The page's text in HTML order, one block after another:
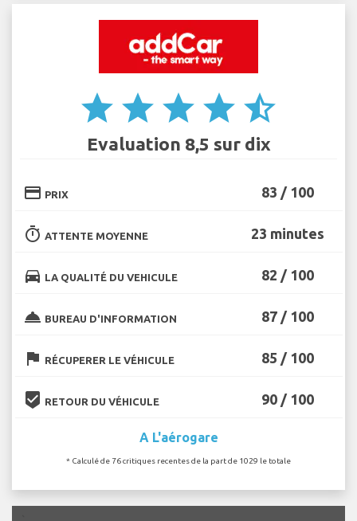
star star star star star_half
Evaluation 8,5 sur dix
credit_card PRIX 83 / 100
timer ATTENTE MOYENNE 23 minutes
directions_car LA QUALITÉ DU VEHICULE 82 / 100
room_service BUREAU D'INFORMATION 87 / 100
flag RÉCUPERER LE VÉHICULE 85 / 100
beenhere RETOUR DU VÉHICULE 90 / 100
A L'aérogare
* Calculé de 76 critiques recentes de la part de 1029 le totale